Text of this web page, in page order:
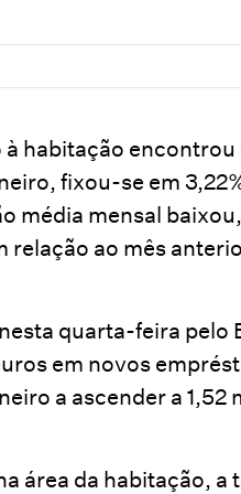
habitação encontrou
fixou-se em
média mensal
relação ao mês
quarta-feira pelo
em novos
a ascender a 1,52
área da habitação, a